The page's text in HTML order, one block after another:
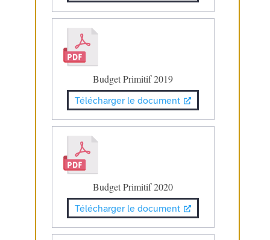
Budget Primitif 2019
Télécharger le document
Budget Primitif 2020
Télécharger le document